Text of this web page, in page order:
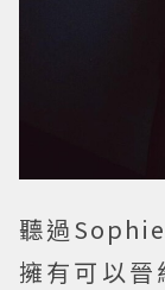
聽過
擁有可以